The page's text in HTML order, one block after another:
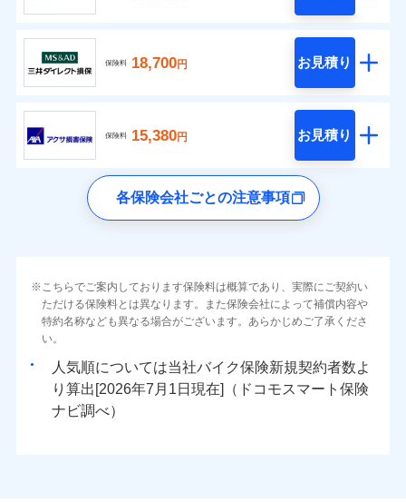
保険料 18,700円 お見積り
保険料 15,380円 お見積り
各保険会社ごとの注意事項
こちらでご案内しております保険料は概算であり、実際にご契約い
ただける保険料とは異なります。また保険会社によって補償内容や
特約名称なども異なる場合がございます。あらかじめご了承くださ
い。
人気順については当社
新規契約者数よ
り算出[
年 月
日現在]（ドコモスマート保険
ナビ調べ）